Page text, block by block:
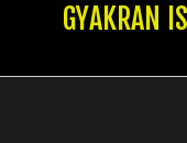
GYAKRAN